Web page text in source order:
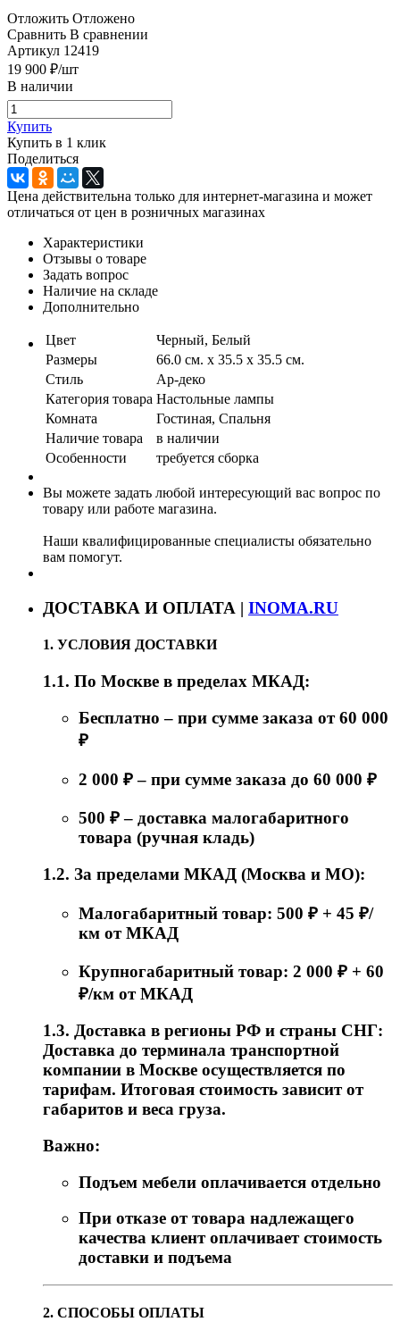
Отложить Отложено
Сравнить В сравнении
Артикул 12419
19 900 ₽/шт
В наличии
Купить
Купить в 1 клик
Поделиться
Цена действительна только для интернет-магазина и может
отличаться от цен в розничных магазинах
Характеристики
Отзывы о товаре
Задать вопрос
Наличие на складе
Дополнительно
Цвет
Черный, Белый
Размеры
66.0 см. x 35.5 x 35.5 см.
Стиль
Ар-деко
Категория товара Настольные лампы
Комната
Гостиная, Спальня
Наличие товара
в наличии
Особенности
требуется сборка
Вы можете задать любой интересующий вас вопрос по
товару или работе магазина.
Наши квалифицированные специалисты обязательно
вам помогут.
ДОСТАВКА И ОПЛАТА | INOMA.RU
1. УСЛОВИЯ ДОСТАВКИ
1.1. По Москве в пределах МКАД:
Бесплатно – при сумме заказа от 60 000
₽
2 000 ₽ – при сумме заказа до 60 000 ₽
500 ₽ – доставка малогабаритного
товара (ручная кладь)
1.2. За пределами МКАД (Москва и МО):
Малогабаритный товар: 500 ₽ + 45 ₽/
км от МКАД
Крупногабаритный товар: 2 000 ₽ + 60
₽/км от МКАД
1.3. Доставка в регионы РФ и страны СНГ:
Доставка до терминала транспортной
компании в Москве осуществляется по
тарифам. Итоговая стоимость зависит от
габаритов и веса груза.
Важно:
Подъем мебели оплачивается отдельно
При отказе от товара надлежащего
качества клиент оплачивает стоимость
доставки и подъема
2. СПОСОБЫ ОПЛАТЫ